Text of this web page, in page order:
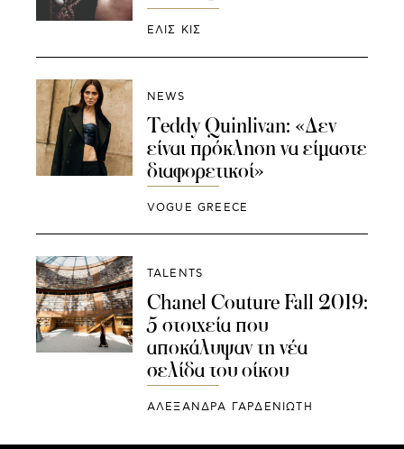
ΕΛΙΣ ΚΙΣ
NEWS
Teddy Quinlivan: «Δεν
είναι πρόκληση να είμαστε
διαφορετικοί»
VOGUE GREECE
TALENTS
Chanel Couture Fall 2019:
5 στοιχεία που
αποκάλυψαν τη νέα
σελίδα του οίκου
ΑΛΕΞΑΝΔΡΑ ΓΑΡΔΕΝΙΩΤΗ